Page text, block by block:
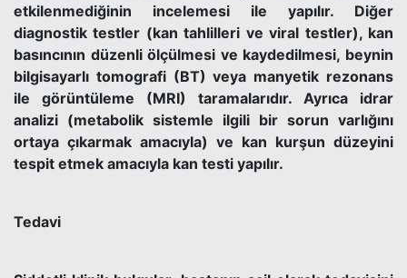
etkilenmediğinin incelemesi ile yapılır. Diğer
diagnostik testler (kan tahlilleri ve viral testler), kan
basıncının düzenli ölçülmesi ve kaydedilmesi, beynin
bilgisayarlı tomografi (BT) veya manyetik rezonans
ile görüntüleme (MRI) taramalarıdır. Ayrıca idrar
analizi (metabolik sistemle ilgili bir sorun varlığını
ortaya çıkarmak amacıyla) ve kan kurşun düzeyini
tespit etmek amacıyla kan testi yapılır.
Tedavi